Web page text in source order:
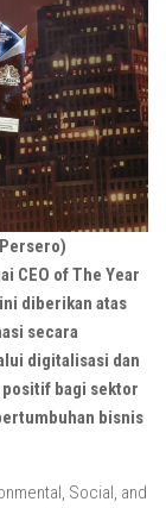
CEO of The Year
diberikan atas
secara
digitalisasi dan
bagi sektor
bisnis
Social, and